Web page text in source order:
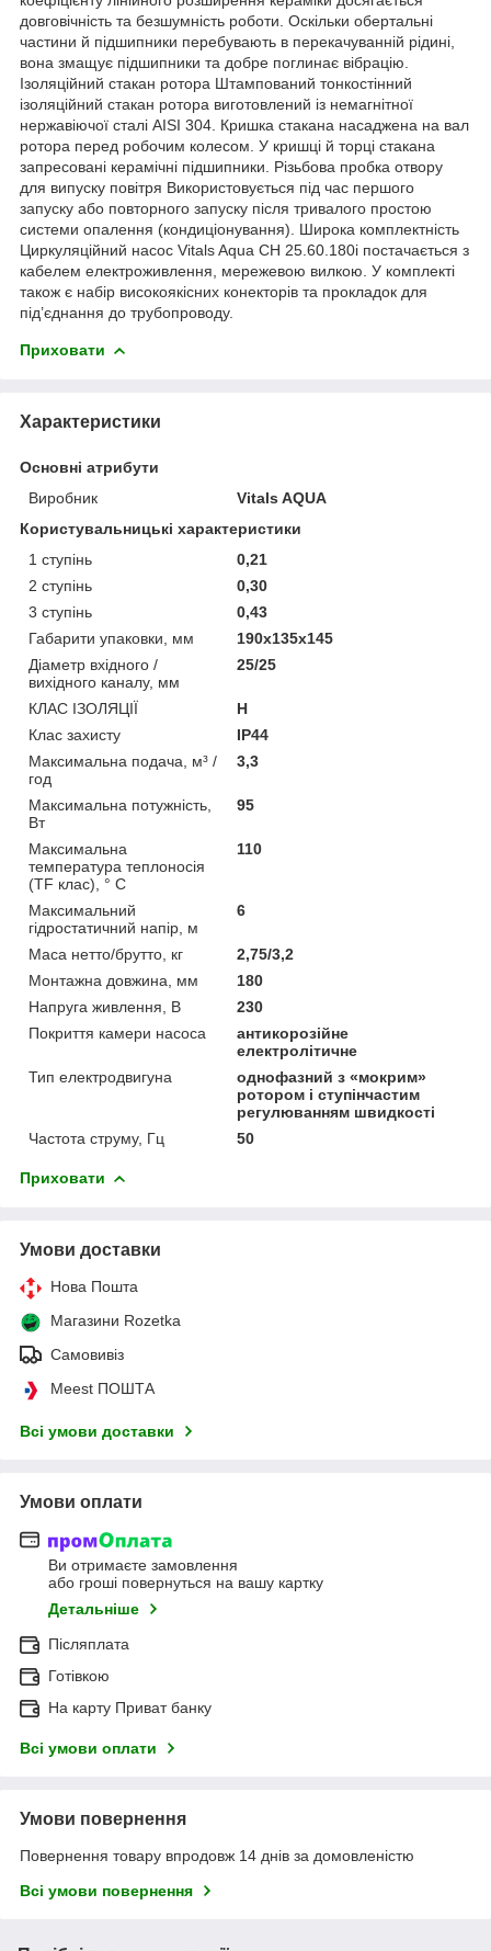
довговічність та безшумність роботи. Оскільки обертальні
частини й підшипники перебувають в перекачуванній рідині,
вона змащує підшипники та добре поглинає вібрацію.
Ізоляційний стакан ротора Штампований тонкостінний
ізоляційний стакан ротора виготовлений із немагнітної
нержавіючої сталі AISI 304. Кришка стакана насаджена на вал
ротора перед робочим колесом. У кришці й торці стакана
запресовані керамічні підшипники. Різьбова пробка отвору
для випуску повітря Використовується під час першого
запуску або повторного запуску після тривалого простою
системи опалення (кондиціонування). Широка комплектність
Циркуляційний насос Vitals Aqua CH 25.60.180i постачається з
кабелем електроживлення, мережевою вилкою. У комплекті
також є набір високоякісних конекторів та прокладок для
під’єднання до трубопроводу.
Приховати
Характеристики
Основні атрибути
Виробник
Vitals AQUA
Користувальницькі характеристики
1 ступінь
0,21
2 ступінь
0,30
3 ступінь
0,43
Габарити упаковки, мм
190х135х145
Діаметр вхідного /
вихідного каналу, мм
25/25
КЛАС ІЗОЛЯЦІЇ
Н
Клас захисту
ІР44
Максимальна подача, м³ /
год
3,3
Максимальна потужність,
Вт
95
Максимальна
температура теплоносія
(TF клас), ° С
110
Максимальний
гідростатичний напір, м
6
Маса нетто/брутто, кг
2,75/3,2
Монтажна довжина, мм
180
Напруга живлення, В
230
Покриття камери насоса
антикорозійне
електролітичне
Тип електродвигуна
однофазний з «мокрим»
ротором і ступінчастим
регулюванням швидкості
Частота струму, Гц
50
Приховати
Умови доставки
Нова Пошта
Магазини Rozetka
Самовивіз
Meest ПОШТА
Всі умови доставки
Умови оплати
Ви отримаєте замовлення
або гроші повернуться на вашу картку
Детальніше
Післяплата
Готівкою
На карту Приват банку
Всі умови оплати
Умови повернення
Повернення товару впродовж 14 днів за домовленістю
Всі умови повернення